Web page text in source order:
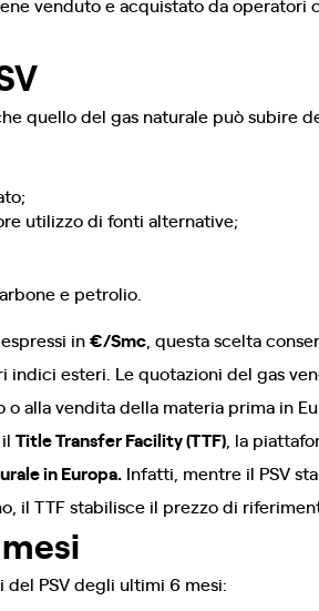
quello del gas naturale può subire
utilizzo di fonti alternative;
e petrolio.
in€/Smc , questa scelta
esteri. Le quotazioni del gas
alla vendita della materia prima in
Title Transfer Facility (TTF) , la
in Europa. Infatti, mentre il PSV
il TTF stabilisce il prezzo di
PSV degli ultimi 6 mesi: